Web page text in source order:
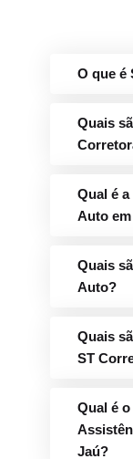
O que é
Quais
Qual é
Auto
Quais
Auto?
Quais
ST
Qual é
Jaú?